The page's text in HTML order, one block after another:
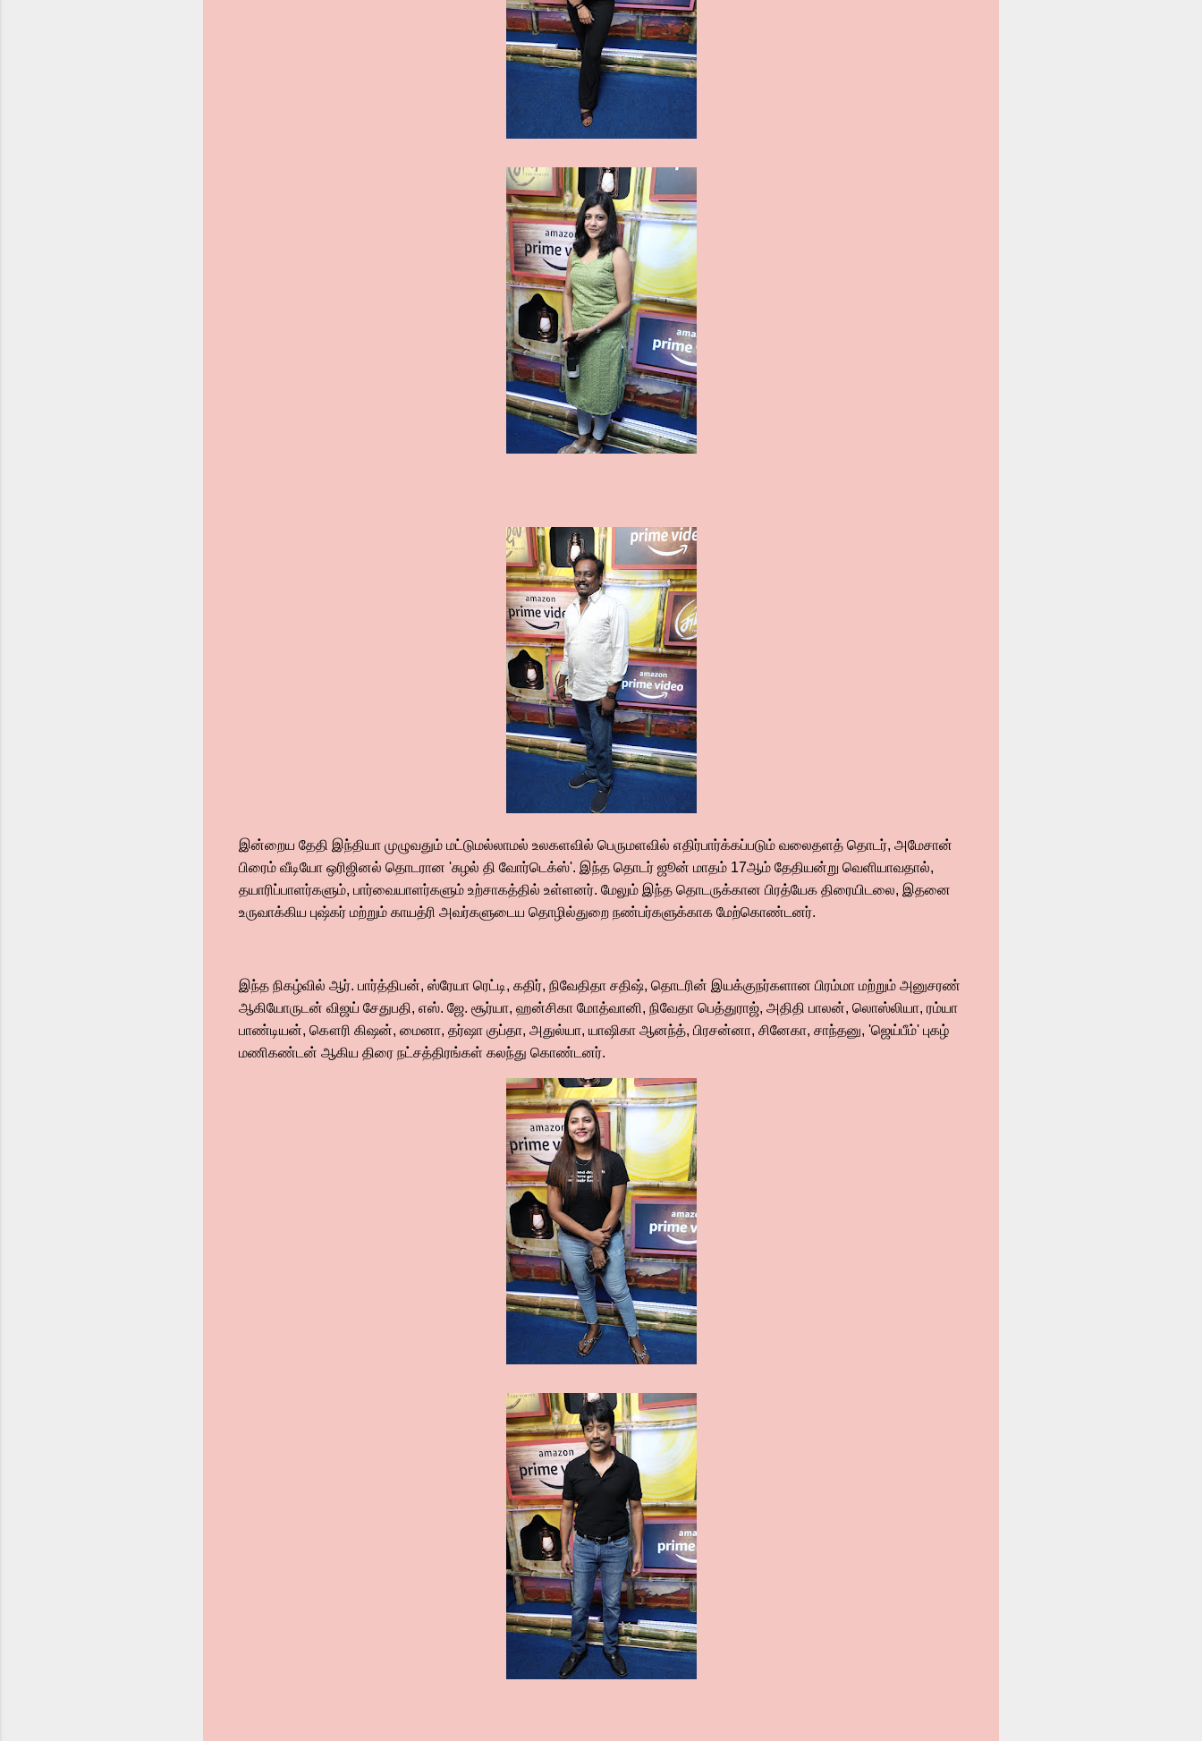
இன்றைய தேதி இந்தியா முழுவதும் மட்டுமல்லாமல் உலகளவில் பெருமளவில் எதிர்பார்க்கப்படும் வலைதளத் தொடர், அமேசான்
பிரைம் வீடியோ ஒரிஜினல் தொடரான 'சுழல் தி வோர்டெக்ஸ்'. இந்த தொடர் ஜூன் மாதம் 17ஆம் தேதியன்று வெளியாவதால்,
தயாரிப்பாளர்களும், பார்வையாளர்களும் உற்சாகத்தில் உள்ளனர். மேலும் இந்த தொடருக்கான பிரத்யேக திரையிடலை, இதனை
உருவாக்கிய புஷ்கர் மற்றும் காயத்ரி அவர்களுடைய தொழில்துறை நண்பர்களுக்காக மேற்கொண்டனர்.
இந்த நிகழ்வில் ஆர். பார்த்திபன், ஸ்ரேயா ரெட்டி, கதிர், நிவேதிதா சதிஷ், தொடரின் இயக்குநர்களான பிரம்மா மற்றும் அனுசரண்
ஆகியோருடன் விஜய் சேதுபதி, எஸ். ஜே. சூர்யா, ஹன்சிகா மோத்வானி, நிவேதா பெத்துராஜ், அதிதி பாலன், லொஸ்லியா, ரம்யா
பாண்டியன், கௌரி கிஷன், மைனா, தர்ஷா குப்தா, அதுல்யா, யாஷிகா ஆனந்த், பிரசன்னா, சினேகா, சாந்தனு, 'ஜெய்பீம்' புகழ்
மணிகண்டன் ஆகிய திரை நட்சத்திரங்கள் கலந்து கொண்டனர்.